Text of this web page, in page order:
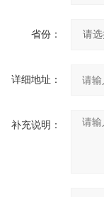
省份：
详细地址：
补充说明：